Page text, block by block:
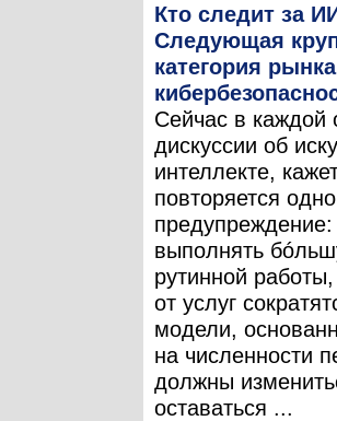
Кто следит за
Следующая
категория рынка
Сейчас в каждой
дискуссии об
интеллекте,
повторяется
выполнять
рутинной
от услуг
модели,
на численности
должны
оставаться ...